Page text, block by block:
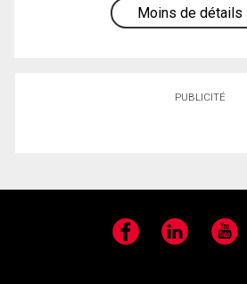
Moins de détails
PUBLICITÉ
Facebook LinkedIn YouTube